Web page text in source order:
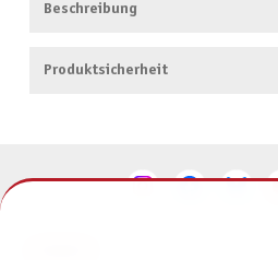
Beschreibung
Produktsicherheit